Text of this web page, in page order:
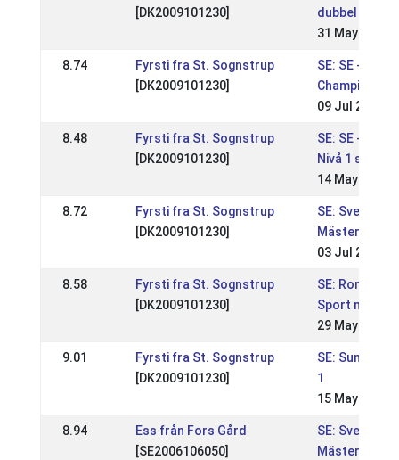
[DK2009101230]
dubbel WR 1
31 May 2025
8.74
Fyrsti fra St. Sognstrup
[DK2009101230]
SE: SE -
09 Jul 2023
8.48
Fyrsti fra St. Sognstrup
[DK2009101230]
SE: SE -
Nivå 1 sport
14 May 2023
8.72
Fyrsti fra St. Sognstrup
[DK2009101230]
SE: Svenska
03 Jul 2022
8.58
Fyrsti fra St. Sognstrup
[DK2009101230]
SE: Rommeis
Sport nivå 1
29 May 2022
9.01
Fyrsti fra St. Sognstrup
[DK2009101230]
SE:
1
15 May 2022
8.94
Ess från Fors Gård
[SE2006106050]
SE: Svenska